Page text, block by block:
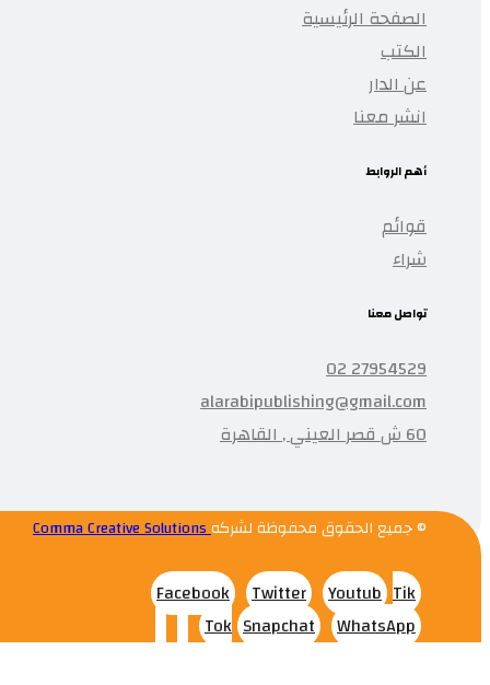
الصفحة الرئيسية
الكتب
عن الدار
انشر معنا
أهم الروابط
قوائم
شراء
تواصل معنا
27954529 02
alarabipublishing@gmail.com
60 ش قصر العيني , القاهرة
© جميع الحقوق محفوظة لشركهComma Creative Solutions
Facebook Twitter Youtub Tik
Tok Snapchat WhatsApp